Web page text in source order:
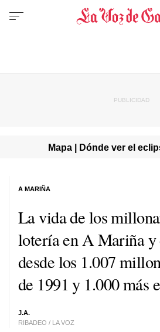
Mapa | Dónde ver el
La vida de los
lotería en A Mariña
desde los 1.007
de 1991 y 1.000 más
J.A.
RIBADEO / LA VOZ
A MARIÑA